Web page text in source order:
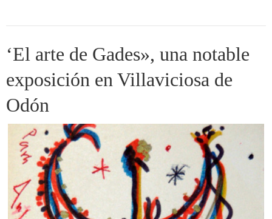
‘El arte de Gades», una notable
exposición en Villaviciosa de
Odón